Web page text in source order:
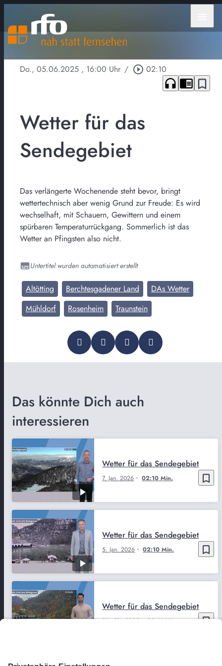
Do., 05.06.2025 , 16:00 Uhr / play_circle_outline 02:10
headphones chrome_reader_mode bookmark_border
Wetter für das
Sendegebiet
Das verlängerte Wochenende steht bevor, bringt
wettertechnisch aber wenig Grund zur Freude: Es wird
wechselhaft, mit Schauern, Gewittern und einem
spürbaren Temperaturrückgang. Sommerlich ist das
Wetter an Pfingsten also nicht.
Untertitel wurden automatisiert erstellt
Altötting Berchtesgadener Land
DAs Wetter
Mühldorf
Rosenheim Traunstein
Das könnte Dich auch
interessieren
bookmark_border
7. Jan. 2026 02:10 Min.
Wetter für das Sendegebiet
bookmark_border
5. Jan. 2026 02:10 Min.
Wetter für das Sendegebiet
bookmark_border
28. Okt. 2025 02:11 Min.
Wetter für das Sendegebiet